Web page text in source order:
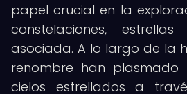
papel crucial en la
constelaciones,
asociada. A lo largo de la
renombre han
cielos estrellados a